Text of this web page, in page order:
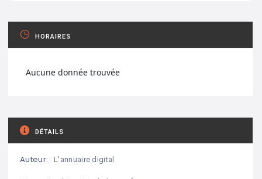
HORAIRES
Aucune donnée trouvée
DÉTAILS
Auteur: L'annuaire digital